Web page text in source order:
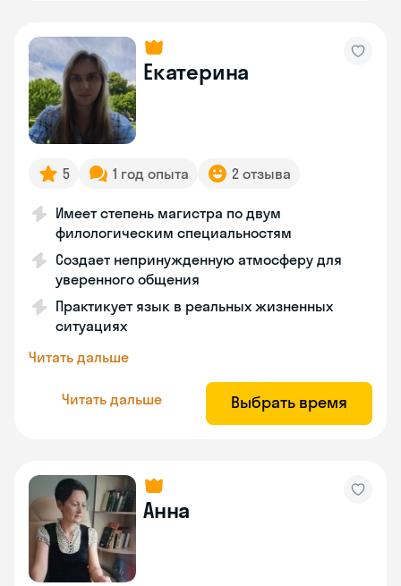
Екатерина
5 1 год опыта 2 отзыва
Имеет степень магистра по двум
филологическим специальностям
Создает непринужденную атмосферу для
уверенного общения
Практикует язык в реальных жизненных
ситуациях
Читать дальше
Читать дальше Выбрать время
Анна